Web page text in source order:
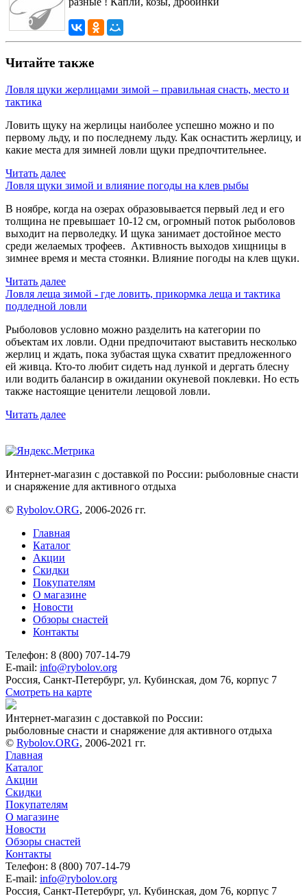
Читайте также
Ловля щуки жерлицами зимой – правильная снасть, место и
тактика
Ловить щуку на жерлицы наиболее успешно можно и по
первому льду, и по последнему льду. Как оснастить жерлицу, и
какие места для зимней ловли щуки предпочтительнее.
Читать далее
Ловля щуки зимой и влияние погоды на клев рыбы
В ноябре, когда на озерах образовывается первый лед и его
толщина не превышает 10-12 см, огромный поток рыболовов
выходит на перволедку. И щука занимает достойное место
среди желаемых трофеев. Активность выходов хищницы в
зимнее время и места стоянки. Влияние погоды на клев щуки.
Читать далее
Ловля леща зимой - где ловить, прикормка леща и тактика
подледной ловли
Рыболовов условно можно разделить на категории по
объектам их ловли. Одни предпочитают выставить несколько
жерлиц и ждать, пока зубастая щука схватит предложенного
ей живца. Кто-то любит сидеть над лункой и дергать блесну
или водить балансир в ожидании окуневой поклевки. Но есть
также настоящие ценители лещовой ловли.
Читать далее
Интернет-магазин с доставкой по России: рыболовные снасти
и снаряжение для активного отдыха
© Rybolov.ORG, 2006-2026 гг.
Главная
Каталог
Акции
Скидки
Покупателям
О магазине
Новости
Обзоры снастей
Контакты
Телефон: 8 (800) 707-14-79
E-mail: info@rybolov.org
Россия, Санкт-Петербург, ул. Кубинская, дом 76, корпус 7
Смотреть на карте
Интернет-магазин с доставкой по России:
рыболовные снасти и снаряжение для активного отдыха
© Rybolov.ORG, 2006-2021 гг.
Главная
Каталог
Акции
Скидки
Покупателям
О магазине
Новости
Обзоры снастей
Контакты
Телефон: 8 (800) 707-14-79
E-mail: info@rybolov.org
Россия, Санкт-Петербург, ул. Кубинская, дом 76, корпус 7